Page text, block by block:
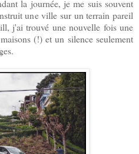
la journée, je me suis souvent
une ville sur un terrain pareil
j'ai trouvé une nouvelle fois une
(!) et un silence seulement